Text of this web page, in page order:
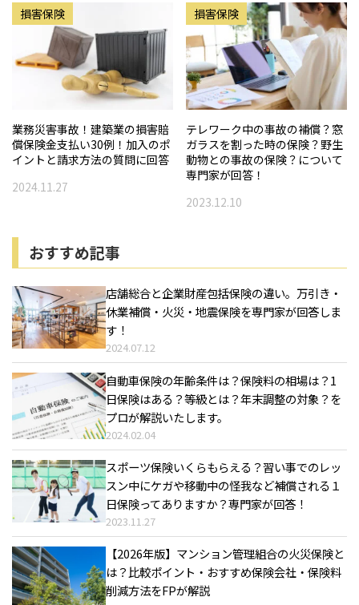
損害保険
業務災害事故！建築業の損害賠
償保険金支払い30例！加入のポ
イントと請求方法の質問に回答
2024.11.27
損害保険
テレワーク中の事故の補償？窓
ガラスを割った時の保険？野生
動物との事故の保険？について
専門家が回答！
2023.12.10
おすすめ記事
店舗総合と企業財産包括保険の違い。万引き・
休業補償・火災・地震保険を専門家が回答しま
す！
2024.07.12
自動車保険の年齢条件は？保険料の相場は？1
日保険はある？等級とは？年末調整の対象？を
プロが解説いたします。
2024.02.04
スポーツ保険いくらもらえる？習い事でのレッ
スン中にケガや移動中の怪我など補償される１
日保険ってありますか？専門家が回答！
2023.11.27
【2026年版】マンション管理組合の火災保険と
は？比較ポイント・おすすめ保険会社・保険料
削減方法をFPが解説